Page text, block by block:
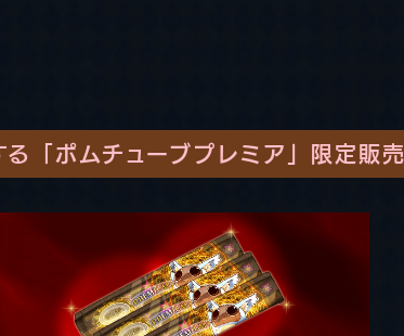
「ポムチューブプレミア」限定販売